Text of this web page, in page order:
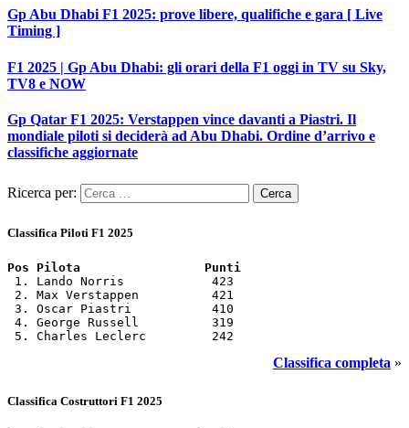
Gp Abu Dhabi F1 2025: prove libere, qualifiche e gara [ Live
Timing ]
F1 2025 | Gp Abu Dhabi: gli orari della F1 oggi in TV su Sky,
TV8 e NOW
Gp Qatar F1 2025: Verstappen vince davanti a Piastri. Il
mondiale piloti si deciderà ad Abu Dhabi. Ordine d’arrivo e
classifiche aggiornate
Ricerca per:
Classifica Piloti F1 2025
Pos Pilota                 Punti
1. Lando Norris            423
2. Max Verstappen          421
3. Oscar Piastri           410
4. George Russell          319
5. Charles Leclerc         242
Classifica completa »
Classifica Costruttori F1 2025